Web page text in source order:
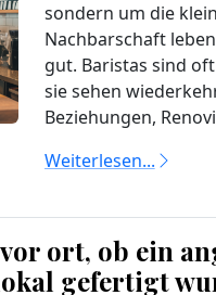
sondern um die
Nachbarschaft
gut. Baristas sind
sie sehen
Beziehungen,
Weiterlesen...
ort, ob ein
gefertigt